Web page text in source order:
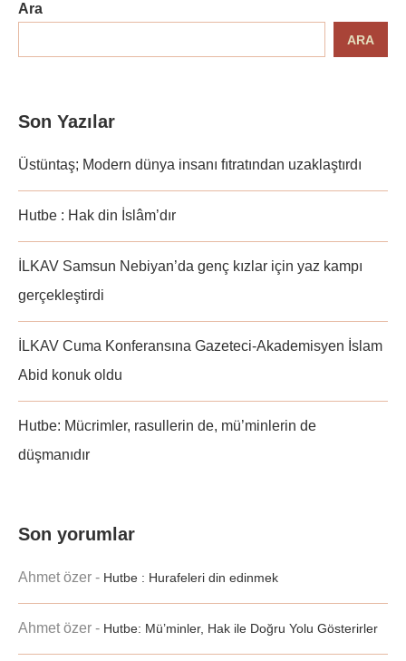
Ara
ARA
Son Yazılar
Üstüntaş; Modern dünya insanı fıtratından uzaklaştırdı
Hutbe : Hak din İslâm’dır
İLKAV Samsun Nebiyan’da genç kızlar için yaz kampı
gerçekleştirdi
İLKAV Cuma Konferansına Gazeteci-Akademisyen İslam
Abid konuk oldu
Hutbe: Mücrimler, rasullerin de, mü’minlerin de
düşmanıdır
Son yorumlar
Ahmet özer - Hutbe : Hurafeleri din edinmek
Ahmet özer - Hutbe: Mü’minler, Hak ile Doğru Yolu Gösterirler